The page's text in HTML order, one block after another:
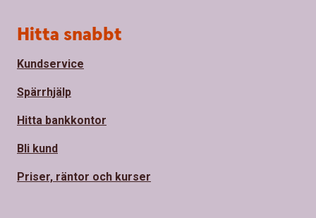
Sidfot
Hitta snabbt
Kundservice
Spärrhjälp
Hitta bankkontor
Bli kund
Priser, räntor och kurser